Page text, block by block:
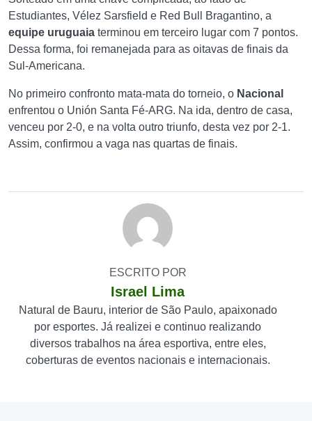
Estudiantes, Vélez Sarsfield e Red Bull Bragantino, a
equipe uruguaia terminou em terceiro lugar com 7 pontos.
Dessa forma, foi remanejada para as oitavas de finais da
Sul-Americana.
No primeiro confronto mata-mata do torneio, o Nacional
enfrentou o Unión Santa Fé-ARG. Na ida, dentro de casa,
venceu por 2-0, e na volta outro triunfo, desta vez por 2-1.
Assim, confirmou a vaga nas quartas de finais.
ESCRITO POR
Israel Lima
Natural de Bauru, interior de São Paulo, apaixonado
por esportes. Já realizei e continuo realizando
diversos trabalhos na área esportiva, entre eles,
coberturas de eventos nacionais e internacionais.